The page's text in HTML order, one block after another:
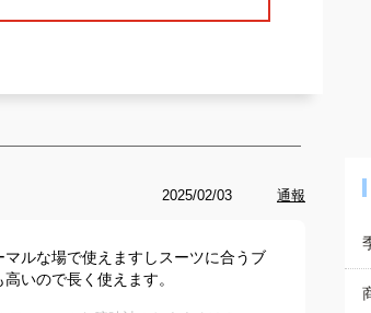
2025/02/03 通報
ルな場で使えますしスーツに合うブ
いので長く使えます。